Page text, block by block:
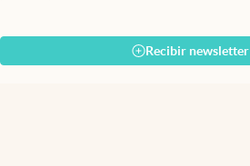
Recibir newsletter